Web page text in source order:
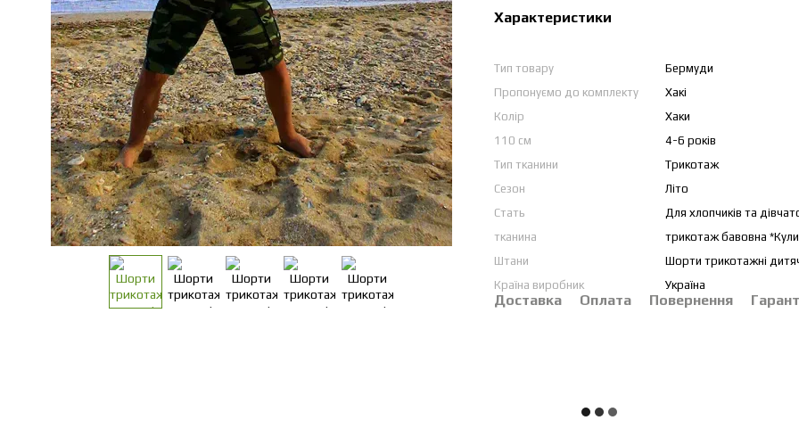
Характеристики
Тип товару
Бермуди
Пропонуємо до комплекту
Хакі
Колір
Хаки
110 см
4-6 років
Тип тканини
Трикотаж
Сезон
Літо
Стать
Для хлопчиків та
тканина
трикотаж бавовна
Штани
Шорти трикотажні
Країна виробник
Україна
Доставка Оплата Повернення